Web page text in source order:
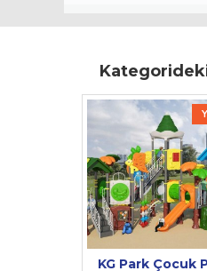
KG Park Çocuk